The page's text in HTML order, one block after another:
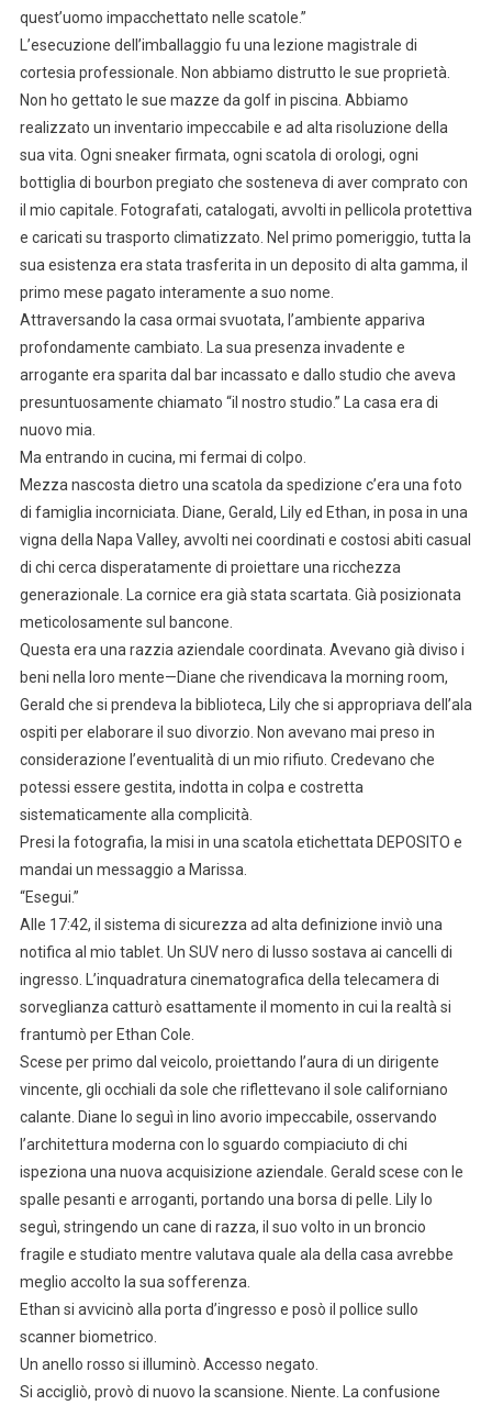
quest’uomo impacchettato nelle scatole.”
L’esecuzione dell’imballaggio fu una lezione magistrale di
cortesia professionale. Non abbiamo distrutto le sue proprietà.
Non ho gettato le sue mazze da golf in piscina. Abbiamo
realizzato un inventario impeccabile e ad alta risoluzione della
sua vita. Ogni sneaker firmata, ogni scatola di orologi, ogni
bottiglia di bourbon pregiato che sosteneva di aver comprato con
il mio capitale. Fotografati, catalogati, avvolti in pellicola protettiva
e caricati su trasporto climatizzato. Nel primo pomeriggio, tutta la
sua esistenza era stata trasferita in un deposito di alta gamma, il
primo mese pagato interamente a suo nome.
Attraversando la casa ormai svuotata, l’ambiente appariva
profondamente cambiato. La sua presenza invadente e
arrogante era sparita dal bar incassato e dallo studio che aveva
presuntuosamente chiamato “il nostro studio.” La casa era di
nuovo mia.
Ma entrando in cucina, mi fermai di colpo.
Mezza nascosta dietro una scatola da spedizione c’era una foto
di famiglia incorniciata. Diane, Gerald, Lily ed Ethan, in posa in una
vigna della Napa Valley, avvolti nei coordinati e costosi abiti casual
di chi cerca disperatamente di proiettare una ricchezza
generazionale. La cornice era già stata scartata. Già posizionata
meticolosamente sul bancone.
Questa era una razzia aziendale coordinata. Avevano già diviso i
beni nella loro mente—Diane che rivendicava la morning room,
Gerald che si prendeva la biblioteca, Lily che si appropriava dell’ala
ospiti per elaborare il suo divorzio. Non avevano mai preso in
considerazione l’eventualità di un mio rifiuto. Credevano che
potessi essere gestita, indotta in colpa e costretta
sistematicamente alla complicità.
Presi la fotografia, la misi in una scatola etichettata DEPOSITO e
mandai un messaggio a Marissa.
“Esegui.”
Alle 17:42, il sistema di sicurezza ad alta definizione inviò una
notifica al mio tablet. Un SUV nero di lusso sostava ai cancelli di
ingresso. L’inquadratura cinematografica della telecamera di
sorveglianza catturò esattamente il momento in cui la realtà si
frantumò per Ethan Cole.
Scese per primo dal veicolo, proiettando l’aura di un dirigente
vincente, gli occhiali da sole che riflettevano il sole californiano
calante. Diane lo seguì in lino avorio impeccabile, osservando
l’architettura moderna con lo sguardo compiaciuto di chi
ispeziona una nuova acquisizione aziendale. Gerald scese con le
spalle pesanti e arroganti, portando una borsa di pelle. Lily lo
seguì, stringendo un cane di razza, il suo volto in un broncio
fragile e studiato mentre valutava quale ala della casa avrebbe
meglio accolto la sua sofferenza.
Ethan si avvicinò alla porta d’ingresso e posò il pollice sullo
scanner biometrico.
Un anello rosso si illuminò. Accesso negato.
Si accigliò, provò di nuovo la scansione. Niente. La confusione